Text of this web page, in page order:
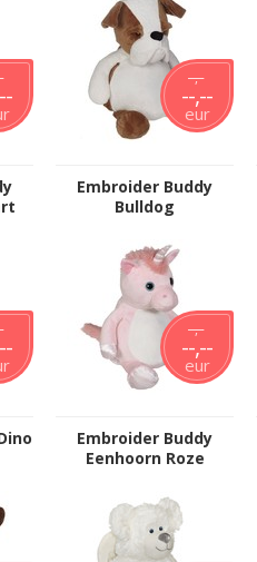
--,--
--,--
eur
Embroider Buddy
Bulldog
--,--
--,--
eur
Embroider Buddy
Eenhoorn Roze